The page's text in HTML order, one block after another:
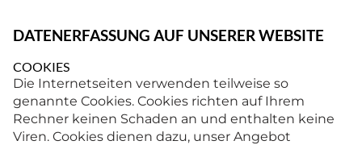
DATENERFASSUNG AUF UNSERER WEBSITE
COOKIES
Die Internetseiten verwenden teilweise so
genannte Cookies. Cookies richten auf Ihrem
Rechner keinen Schaden an und enthalten keine
Viren. Cookies dienen dazu, unser Angebot